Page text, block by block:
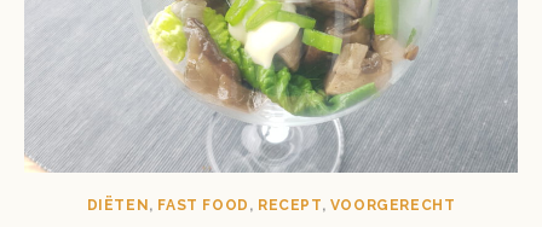
DIËTEN , FAST FOOD , RECEPT, VOORGERECHT